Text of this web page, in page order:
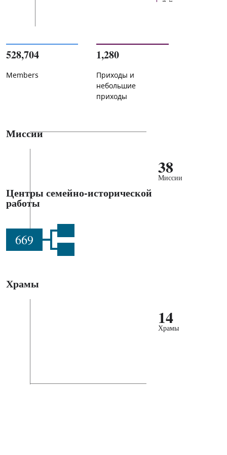
528,704
Members
1,280
Приходы и
небольшие
приходы
Миссии
38
Миссии
Центры семейно-исторической
работы
669
Храмы
14
Храмы